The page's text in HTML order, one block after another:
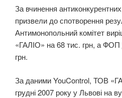
За вчинення
призвели до спотворення
Антимонопольний комітет
«ГАЛІО» на 68 тис. грн, а
грн.
За даними YouControl, ТОВ
грудні 2007 року у Львові на